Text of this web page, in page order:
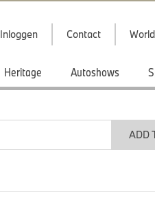
Inloggen Contact
Heritage Autoshows
ADD